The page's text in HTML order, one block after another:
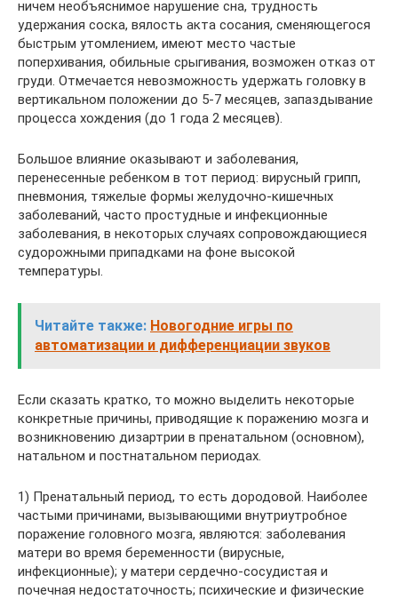
ничем необъяснимое нарушение сна, трудность
удержания соска, вялость акта сосания, сменяющегося
быстрым утомлением, имеют место частые
поперхивания, обильные срыгивания, возможен отказ от
груди. Отмечается невозможность удержать головку в
вертикальном положении до 5-7 месяцев, запаздывание
процесса хождения (до 1 года 2 месяцев).
Большое влияние оказывают и заболевания,
перенесенные ребенком в тот период: вирусный грипп,
пневмония, тяжелые формы желудочно-кишечных
заболеваний, часто простудные и инфекционные
заболевания, в некоторых случаях сопровождающиеся
судорожными припадками на фоне высокой
температуры.
Читайте также: Новогодние игры по
автоматизации и дифференциации звуков
Если сказать кратко, то можно выделить некоторые
конкретные причины, приводящие к поражению мозга и
возникновению дизартрии в пренатальном (основном),
натальном и постнатальном периодах.
1) Пренатальный период, то есть дородовой. Наиболее
частыми причинами, вызывающими внутриутробное
поражение головного мозга, являются: заболевания
матери во время беременности (вирусные,
инфекционные); у матери сердечно-сосудистая и
почечная недостаточность; психические и физические